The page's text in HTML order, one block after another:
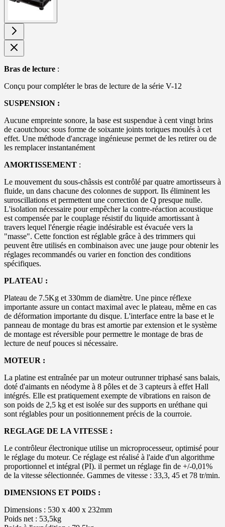
Bras de lecture :
Conçu pour compléter le bras de lecture de la série V-12
SUSPENSION :
Aucune empreinte sonore, la base est suspendue à cent vingt brins
de caoutchouc sous forme de soixante joints toriques moulés à cet
effet. Une méthode d'ancrage ingénieuse permet de les retirer ou de
les remplacer instantanément
AMORTISSEMENT :
Le mouvement du sous-châssis est contrôlé par quatre amortisseurs à
fluide, un dans chacune des colonnes de support. Ils éliminent les
suroscillations et permettent une correction de Q presque nulle.
L'isolation nécessaire pour empêcher la contre-réaction acoustique
est compensée par le couplage résistif du liquide amortissant à
travers lequel l'énergie réagie indésirable est évacuée vers la
"masse". Cette fonction est réglable grâce à des trimmers qui
peuvent être utilisés en combinaison avec une jauge pour obtenir les
réglages recommandés ou varier en fonction des conditions
spécifiques.
PLATEAU :
Plateau de 7.5Kg et 330mm de diamètre. Une pince réflexe
importante assure un contact maximal avec le plateau, même en cas
de déformation importante du disque. L'interface entre la base et le
panneau de montage du bras est amortie par extension et le système
de montage est réversible pour permettre le montage de bras de
lecture de neuf pouces si nécessaire.
MOTEUR :
La platine est entraînée par un moteur outrunner triphasé sans balais,
doté d'aimants en néodyme à 8 pôles et de 3 capteurs à effet Hall
intégrés. Elle est pratiquement exempte de vibrations en raison de
son poids de 2,5 kg et est isolée sur des supports en uréthane qui
sont réglables pour un positionnement précis de la courroie.
REGLAGE DE LA VITESSE :
Le contrôleur électronique utilise un microprocesseur, optimisé pour
le réglage du moteur. Ce réglage est réalisé à l'aide d'un algorithme
proportionnel et intégral (PI). il permet un réglage fin de +/-0,01%
de la vitesse sélectionnée. Gammes de vitesse : 33,3, 45 et 78 tr/min.
DIMENSIONS ET POIDS :
Dimensions : 530 x 400 x 232mm
Poids net : 53,5kg